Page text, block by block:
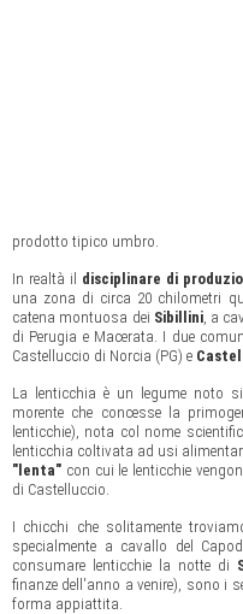
prodotto tipico umbro.
In realtà il disciplinare di
una zona di circa 20 chilometri
catena montuosa dei Sibillini, a
di Perugia e Macerata. I due
Castelluccio di Norcia (PG) e
La lenticchia è un legume noto
morente che concesse la
lenticchie), nota col nome
lenticchia coltivata ad usi
"lenta" con cui le lenticchie
di Castelluccio.
I chicchi che solitamente
specialmente a cavallo del
consumare lenticchie la notte di
finanze dell'anno a venire), sono i
forma appiattita.